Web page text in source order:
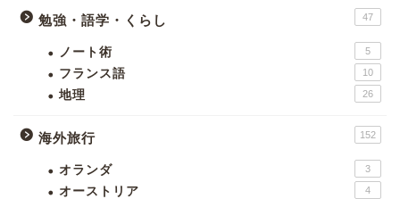
勉強・語学・くらし 47
ノート術 5
フランス語 10
地理 26
海外旅行 152
オランダ 3
オーストリア 4